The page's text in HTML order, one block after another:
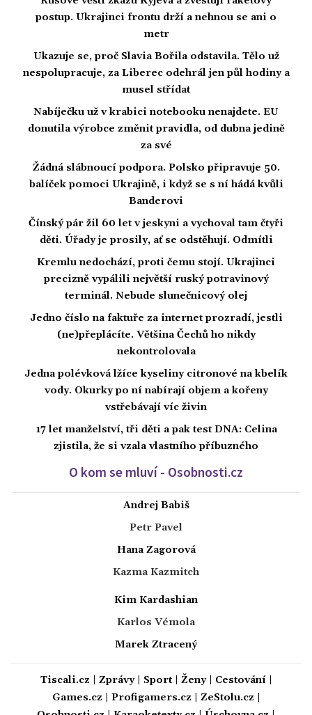
postup. Ukrajinci frontu drží a nehnou se ani o
metr
Ukazuje se, proč Slavia Bořila odstavila. Tělo už
nespolupracuje, za Liberec odehrál jen půl hodiny a
musel střídat
Nabíječku už v krabici notebooku nenajdete. EU
donutila výrobce změnit pravidla, od dubna jedině
za své
Žádná slábnoucí podpora. Polsko připravuje 50.
balíček pomoci Ukrajině, i když se s ní hádá kvůli
Banderovi
Čínský pár žil 60 let v jeskyni a vychoval tam čtyři
děti. Úřady je prosily, ať se odstěhují. Odmítli
Kremlu nedochází, proti čemu stojí. Ukrajinci
precizně vypálili největší ruský potravinový
terminál. Nebude slunečnicový olej
Jedno číslo na faktuře za internet prozradí, jestli
(ne)přeplácíte. Většina Čechů ho nikdy
nekontrolovala
Jedna polévková lžíce kyseliny citronové na kbelík
vody. Okurky po ní nabírají objem a kořeny
vstřebávají víc živin
17 let manželství, tři děti a pak test DNA: Celina
zjistila, že si vzala vlastního příbuzného
O kom se mluví - Osobnosti.cz
Andrej Babiš
Petr Pavel
Hana Zagorová
Kazma Kazmitch
Kim Kardashian
Karlos Vémola
Marek Ztracený
Tiscali.cz Zprávy| Sport| Ženy| Cestování|
Games.cz
Profigamers.cz ZeStolu.cz